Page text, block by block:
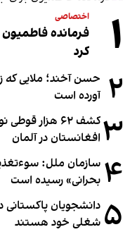
۱ اختصاصی
فرمانده فاطمیون
کرد
۲ حسن آخند؛ ملایی که
آورده است
۳
کشف ۶۲ هزار
افغانستان در آلمان
۴ سازمان ملل:
بحرانی» رسیده است
۵ دانشجویان پاکستانی
شغلی خود هستند